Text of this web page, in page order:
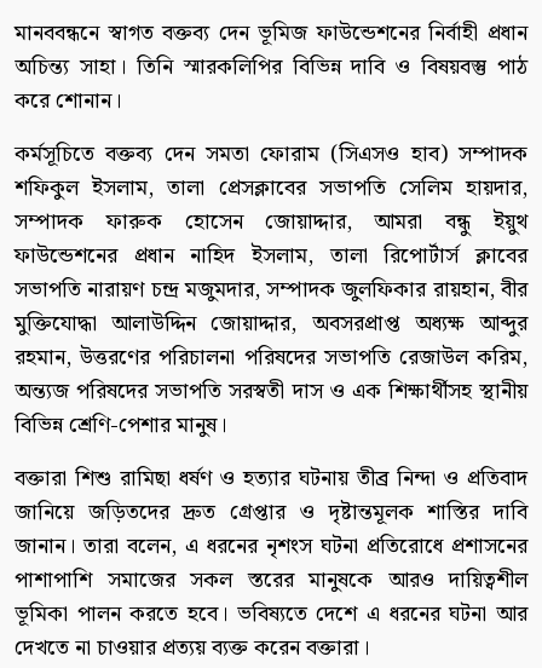
মানববন্ধনে স্বাগত বক্তব্য দেন ভূমিজ ফাউন্ডেশনের নির্বাহী প্রধান
অচিন্ত্য সাহা। তিনি স্মারকলিপির বিভিন্ন দাবি ও বিষয়বস্তু পাঠ
করে শোনান।
কর্মসূচিতে বক্তব্য দেন সমতা ফোরাম (সিএসও হাব) সম্পাদক
শফিকুল ইসলাম, তালা প্রেসক্লাবের সভাপতি সেলিম হায়দার,
সম্পাদক ফারুক হোসেন জোয়াদ্দার, আমরা বন্ধু ইয়ুথ
ফাউন্ডেশনের প্রধান নাহিদ ইসলাম, তালা রিপোর্টার্স ক্লাবের
সভাপতি নারায়ণ চন্দ্র মজুমদার, সম্পাদক জুলফিকার রায়হান, বীর
মুক্তিযোদ্ধা আলাউদ্দিন জোয়াদ্দার, অবসরপ্রাপ্ত অধ্যক্ষ আব্দুর
রহমান, উত্তরণের পরিচালনা পরিষদের সভাপতি রেজাউল করিম,
অন্ত্যজ পরিষদের সভাপতি সরস্বতী দাস ও এক শিক্ষার্থীসহ স্থানীয়
বিভিন্ন শ্রেণি-পেশার মানুষ।
বক্তারা শিশু রামিছা ধর্ষণ ও হত্যার ঘটনায় তীব্র নিন্দা ও প্রতিবাদ
জানিয়ে জড়িতদের দ্রুত গ্রেপ্তার ও দৃষ্টান্তমূলক শাস্তির দাবি
জানান। তারা বলেন, এ ধরনের নৃশংস ঘটনা প্রতিরোধে প্রশাসনের
পাশাপাশি সমাজের সকল স্তরের মানুষকে আরও দায়িত্বশীল
ভূমিকা পালন করতে হবে। ভবিষ্যতে দেশে এ ধরনের ঘটনা আর
দেখতে না চাওয়ার প্রত্যয় ব্যক্ত করেন বক্তারা।